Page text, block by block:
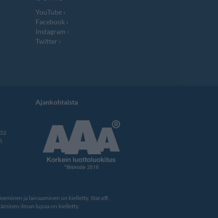
YouTube
Facebook
Instagram
Twitter
Ajankohtaista
ja lainaaminen on kielletty. Stara®,
ilman lupaa on kielletty.